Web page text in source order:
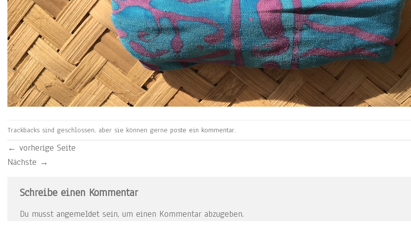
Trackbacks sind geschlossen, aber sie können gerne poste ein kommentar.
← vorherige Seite
Nächste →
Schreibe einen Kommentar
Du musst angemeldet sein, um einen Kommentar abzugeben.